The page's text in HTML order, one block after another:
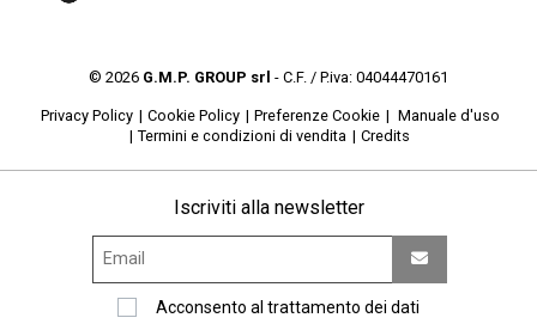
© 2026 G.M.P. GROUP srl - C.F. / P.iva: 04044470161
Privacy Policy Cookie Policy Preferenze Cookie
Manuale d'uso
Termini e condizioni di vendita
Credits
Iscriviti alla newsletter
Acconsento al trattamento dei dati